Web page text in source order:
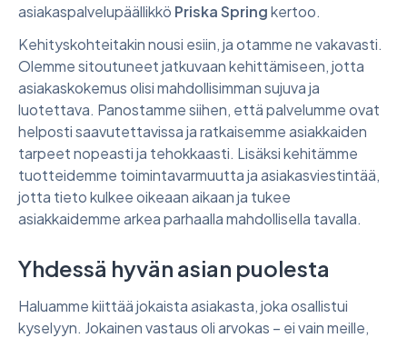
asiakaspalvelupäällikkö Priska Springkertoo.
Kehityskohteitakin nousi esiin, ja otamme ne vakavasti.
Olemme sitoutuneet jatkuvaan kehittämiseen, jotta
asiakaskokemus olisi mahdollisimman sujuva ja
luotettava. Panostamme siihen, että palvelumme ovat
helposti saavutettavissa ja ratkaisemme asiakkaiden
tarpeet nopeasti ja tehokkaasti. Lisäksi kehitämme
tuotteidemme toimintavarmuutta ja asiakasviestintää,
jotta tieto kulkee oikeaan aikaan ja tukee
asiakkaidemme arkea parhaalla mahdollisella tavalla.
Yhdessä hyvän asian puolesta
Haluamme kiittää jokaista asiakasta, joka osallistui
kyselyyn. Jokainen vastaus oli arvokas – ei vain meille,